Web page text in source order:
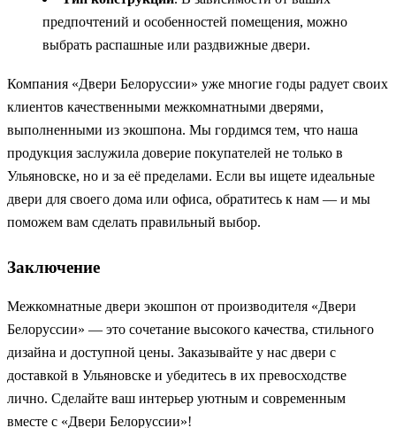
предпочтений и особенностей помещения, можно
выбрать распашные или раздвижные двери.
Компания «Двери Белоруссии» уже многие годы радует своих
клиентов качественными межкомнатными дверями,
выполненными из экошпона. Мы гордимся тем, что наша
продукция заслужила доверие покупателей не только в
Ульяновске, но и за её пределами. Если вы ищете идеальные
двери для своего дома или офиса, обратитесь к нам — и мы
поможем вам сделать правильный выбор.
Заключение
Межкомнатные двери экошпон от производителя «Двери
Белоруссии» — это сочетание высокого качества, стильного
дизайна и доступной цены. Заказывайте у нас двери с
доставкой в Ульяновске и убедитесь в их превосходстве
лично. Сделайте ваш интерьер уютным и современным
вместе с «Двери Белоруссии»!